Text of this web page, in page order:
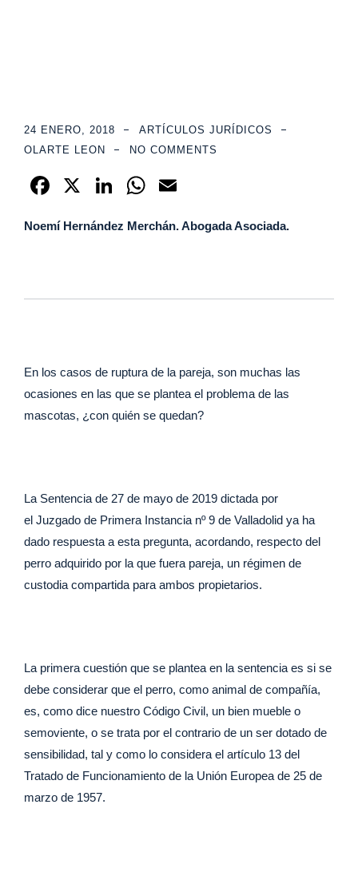
24 ENERO, 2018
ARTÍCULOS JURÍDICOS
OLARTE LEON
NO COMMENTS
F
c
k
X
Li
k
W
at ail
Noemí Hernández Merchán. Abogada Asociada.
En los casos de ruptura de la pareja, son muchas las
ocasiones en las que se plantea el problema de las
mascotas, ¿con quién se quedan?
La Sentencia de 27 de mayo de 2019 dictada por
el Juzgado de Primera Instancia nº 9 de Valladolid ya ha
dado respuesta a esta pregunta, acordando, respecto del
perro adquirido por la que fuera pareja, un régimen de
custodia compartida para ambos propietarios.
La primera cuestión que se plantea en la sentencia es si se
debe considerar que el perro, como animal de compañía,
es, como dice nuestro Código Civil, un bien mueble o
semoviente, o se trata por el contrario de un ser dotado de
sensibilidad, tal y como lo considera el artículo 13 del
Tratado de Funcionamiento de la Unión Europea de 25 de
marzo de 1957.